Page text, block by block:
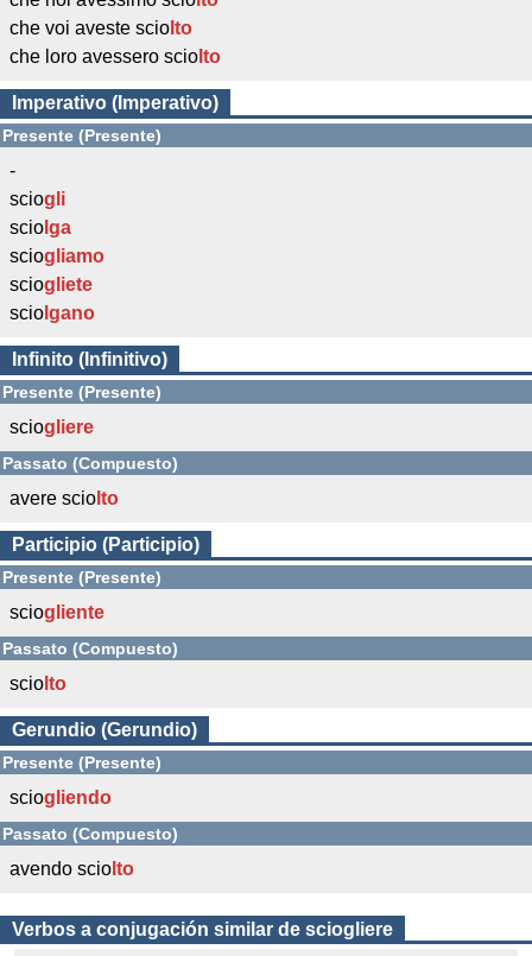
che voi aveste scio lto
che loro avessero scio lto
Imperativo (Imperativo)
Presente (Presente)
-
sciogli
scio lga
sciogliamo
sciogliete
scio lgano
Infinito (Infinitivo)
Presente (Presente)
sciogliere
Passato (Compuesto)
avere scio lto
Participio (Participio)
Presente (Presente)
sciogliente
Passato (Compuesto)
scio lto
Gerundio (Gerundio)
Presente (Presente)
sciogliendo
Passato (Compuesto)
avendo scio lto
Verbos a conjugación similar de sciogliere